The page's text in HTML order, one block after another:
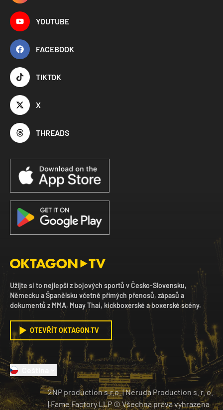
YOUTUBE
FACEBOOK
TIKTOK
X
THREADS
Užijte si to nejlepší z bojových sportů v Česko-Slovensku,
Německu a Španělsku včetně přímých přenosů, zápasů a
dokumentů z MMA, Muay Thai, kickboxerské a boxerské scény.
OTEVŘÍT OKTAGON.TV
2NP production s.r.o.|Neruda Production s. r. o.
| Fame Factory LLP © Všechna práva vyhrazena